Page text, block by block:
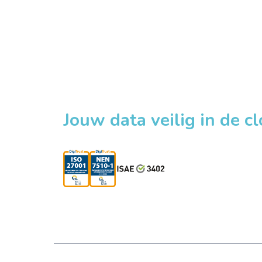
Jouw data veilig in de